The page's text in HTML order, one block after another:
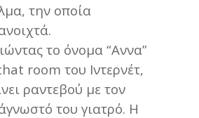
την οποία
το όνομα “Aννα”
room του Ιντερνέτ,
ραντεβού με τον
του γιατρό. Η